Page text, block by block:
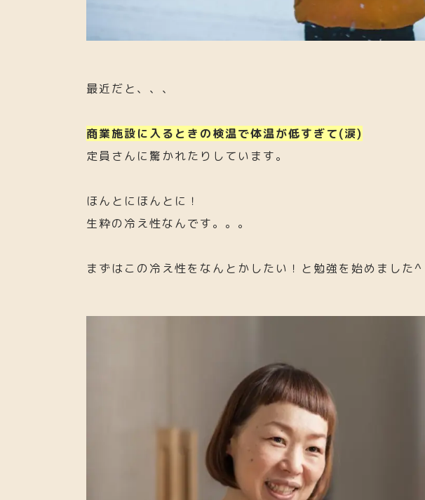
最近だと、、、
商業施設に入るときの検温で体温が低すぎて(涙)
定員さんに驚かれたりしています。
ほんとにほんとに！
生粋の冷え性なんです。。。
まずはこの冷え性をなんとかしたい！と勉強を始めました